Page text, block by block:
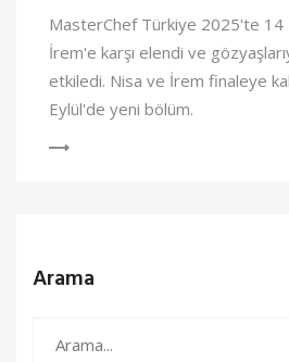
MasterChef Türkiye 2025'te 14
İrem'e karşı elendi ve
etkiledi. Nisa ve İrem finaleye
Eylül'de yeni bölüm.
Arama